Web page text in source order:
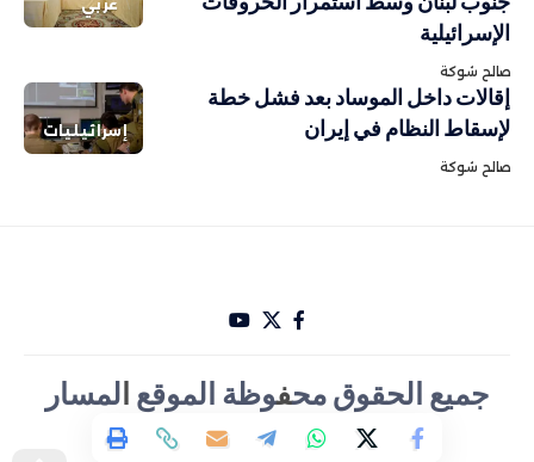
عربي
الإسرائيلية
صالح شوكة
إسرائيليات
إقالات داخل الموساد بعد فشل خطة
لإسقاط النظام في إيران
صالح شوكة
جميع الحقوق محفوظة الموقع المسار
الأخباري تصميم Hakam